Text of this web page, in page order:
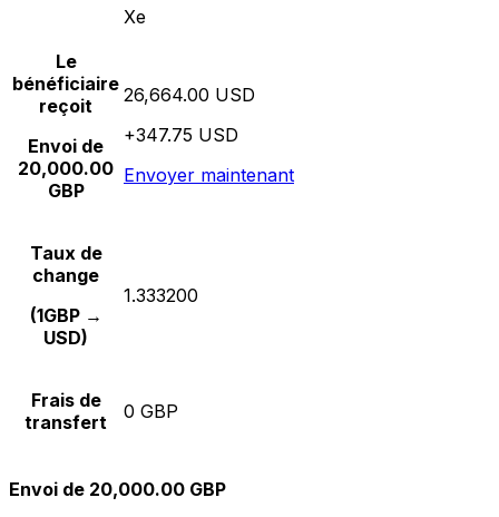
Xe
Le
bénéficiaire
reçoit
Envoi de
20,000.00
GBP
26,664.00 USD
+347.75 USD
Envoyer maintenant
Taux de
change
(1GBP →
USD)
1.333200
Frais de
transfert
0 GBP
Envoi de 20,000.00 GBP